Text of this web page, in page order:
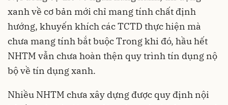
xanh về cơ bản mới chỉ mang tính chất định
hướng, khuyến khích các TCTD thực hiện mà
chưa mang tính bắt buộc Trong khi đó, hầu hết
NHTM vẫn chưa hoàn thện quy trình tín dụng nộ
bộ về tín dụng xanh.
Nhiều NHTM chưa xây dựng được quy định nội